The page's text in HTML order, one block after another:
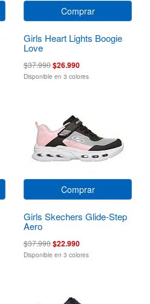
Comprar
Girls Heart Lights Boogie
Love
$37.990$26.990
Disponible en 3 colores
Comprar
Girls Skechers Glide-Step
Aero
$37.990$22.990
Disponible en 3 colores